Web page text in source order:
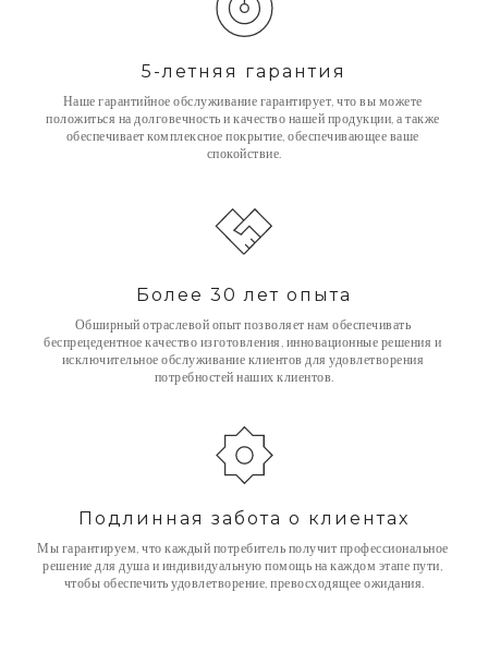
5-летняя гарантия
Наше гарантийное обслуживание гарантирует, что вы можете
положиться на долговечность и качество нашей продукции, а также
обеспечивает комплексное покрытие, обеспечивающее ваше
спокойствие.
Более 30 лет опыта
Обширный отраслевой опыт позволяет нам обеспечивать
беспрецедентное качество изготовления, инновационные решения и
исключительное обслуживание клиентов для удовлетворения
потребностей наших клиентов.
Подлинная забота о клиентах
Мы гарантируем, что каждый потребитель получит профессиональное
решение для душа и индивидуальную помощь на каждом этапе пути,
чтобы обеспечить удовлетворение, превосходящее ожидания.